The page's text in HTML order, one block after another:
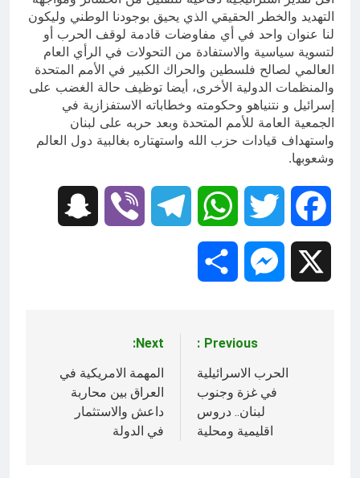
التهديد والخطر الحقيقي الذي يحيق بوجودنا الوطني وليكون
لنا عنوان واحد في أي مفاوضات قادمة لوقف الحرب أو
لتسوية سياسية والاستفادة من التحولات في الرأي العام
العالمي لصالح فلسطين والحراك الكبير في الأمم المتحدة
والمنظمات الدولية الأخرى، أيضا توظيف حالة الغضب على
إسرائيل و نتنياهو وحكومته وخطاباته الاستفزازية في
الجمعية العامة للأمم المتحدة وبعد حربه على لبنان
واستهداف قيادات حزب الله واستهتاره بغالبية دول العالم
وشعوبها.
Facebook
Twitter
WhatsApp
Telegram
Viber
Messenger
المقالات
Previous:
الحرب الاسرائيلية
في غزة وجنوب
لبنان.. دروس
اقليمية ومحلية
Next:
المهمة الامريكية في
العراق بين محاربة
داعش والاستثمار
في الدولة